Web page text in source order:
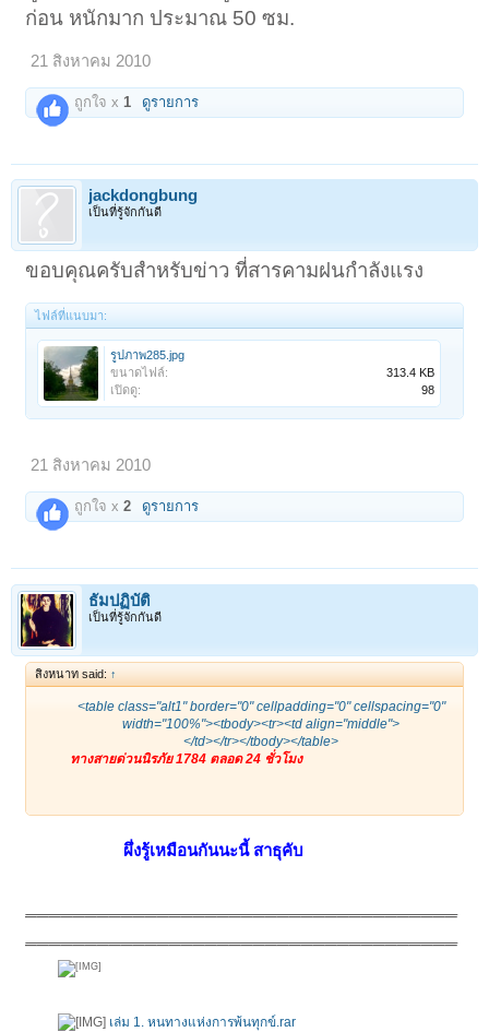
ก่อน หนักมาก ประมาณ 50 ซม.
21 สิงหาคม 2010
ถูกใจ x 1 ดูรายการ
jackdongbung
เป็นที่รู้จักกันดี
ขอบคุณครับสำหรับข่าว ที่สารคามฝนกำลังแรง
ไฟล์ที่แนบมา:
รูปภาพ285.jpg
ขนาดไฟล์:
313.4 KB
เปิดดู:
98
21 สิงหาคม 2010
ถูกใจ x2 ดูรายการ
ธัมปฏิบัติ
เป็นที่รู้จักกันดี
สิงหนาท said: ↑
<table class="alt1" border="0" cellpadding="0" cellspacing="0"
width="100%"><tbody><tr><td align="middle">
</td></tr></tbody></table>
ทางสายด่วนนิรภัย 1784 ตลอด 24 ชั่วโมง
ผึ่งรู้เหมือนกันนะนี้ สาธุคับ
เล่ม 1. หนทางแห่งการพ้นทุกข์.rar